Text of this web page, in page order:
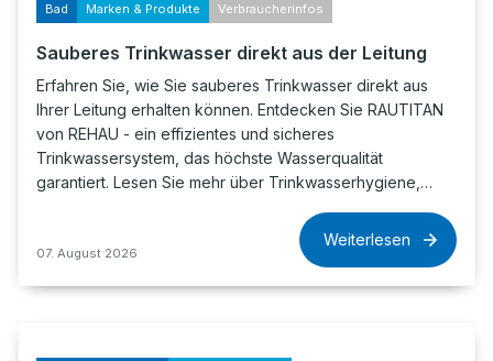
Bad Marken & Produkte Verbraucherinfos
Sauberes Trinkwasser direkt aus der Leitung
Erfahren Sie, wie Sie sauberes Trinkwasser direkt aus
Ihrer Leitung erhalten können. Entdecken Sie RAUTITAN
von REHAU - ein effizientes und sicheres
Trinkwassersystem, das höchste Wasserqualität
garantiert. Lesen Sie mehr über Trinkwasserhygiene,…
07. August 2026
Weiterlesen